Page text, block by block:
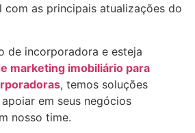
com as principais atualizações do
de incorporadora e esteja
marketing imobiliário para
, temos soluções
em seus negócios
nosso time.